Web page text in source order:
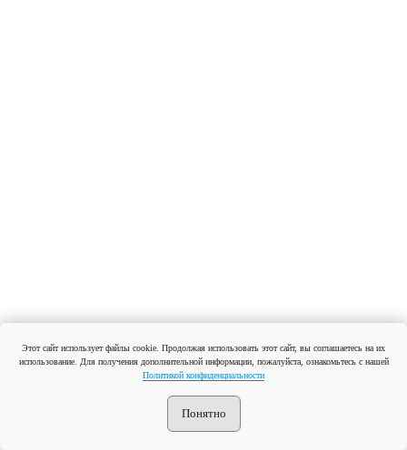
Автомойка самообслуживания
Этот сайт использует файлы cookie. Продолжая использовать этот сайт, вы соглашаетесь на их
использование. Для получения дополнительной информации, пожалуйста, ознакомьтесь с нашей
Политикой конфиденциальности
Понятно